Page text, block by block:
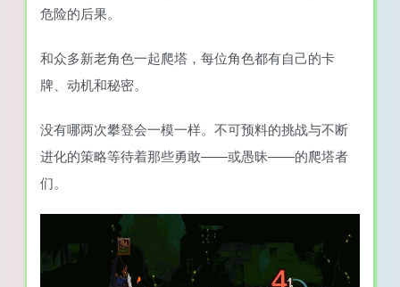
危险的后果。
和众多新老角色一起爬塔，每位角色都有自己的卡
牌、动机和秘密。
没有哪两次攀登会一模一样。不可预料的挑战与不断
进化的策略等待着那些勇敢——或愚昧——的爬塔者
们。